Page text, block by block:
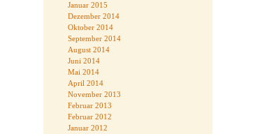
Januar 2015
Dezember 2014
Oktober 2014
September 2014
August 2014
Juni 2014
Mai 2014
April 2014
November 2013
Februar 2013
Februar 2012
Januar 2012